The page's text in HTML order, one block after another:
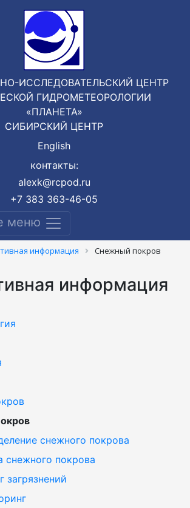
ИССЛЕДОВАТЕЛЬСКИЙ ЦЕНТР
ГИДРОМЕТЕОРОЛОГИИ
«ПЛАНЕТА»
СИБИРСКИЙ ЦЕНТР
English
контакты:
alexk@rcpod.ru
+7 383 363-46-05
меню
информация Cнежный покров
информация
снежного покрова
снежного покрова
загрязнений